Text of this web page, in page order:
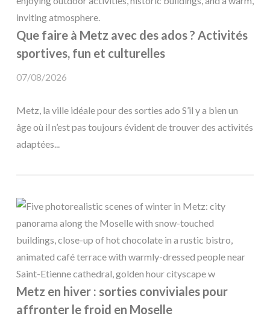
Que faire à Metz avec des ados ? Activités
sportives, fun et culturelles
07/08/2026
Metz, la ville idéale pour des sorties ado S’il y a bien un
âge où il n’est pas toujours évident de trouver des activités
adaptées...
Metz en hiver : sorties conviviales pour
affronter le froid en Moselle